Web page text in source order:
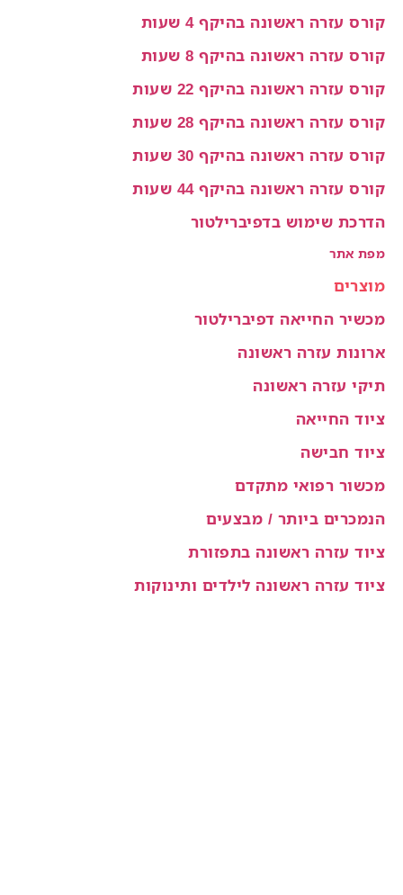
קורס עזרה ראשונה בהיקף 4 שעות
קורס עזרה ראשונה בהיקף 8 שעות
קורס עזרה ראשונה בהיקף 22 שעות
קורס עזרה ראשונה בהיקף 28 שעות
קורס עזרה ראשונה בהיקף 30 שעות
קורס עזרה ראשונה בהיקף 44 שעות
הדרכת שימוש בדפיברילטור
מפת אתר
מוצרים
מכשיר החייאה דפיברילטור
ארונות עזרה ראשונה
תיקי עזרה ראשונה
ציוד החייאה
ציוד חבישה
מכשור רפואי מתקדם
הנמכרים ביותר / מבצעים
ציוד עזרה ראשונה בתפזורת
ציוד עזרה ראשונה לילדים ותינוקות